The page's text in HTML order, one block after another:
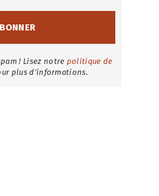
! Lisez notre politique de
plus d'informations.